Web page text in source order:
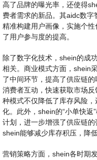
高了品牌的曝光率，还使得
费者需求的新品。其aidc数字
精准构建用户画像，实施个
了用户参与度的提高。
除了数字化技术，shein的成
相关。商业模式方面，shein
了中间环节，提高了供应链
消费者互动，快速获取市场
种模式不仅降低了库存风险
化。此外，shein的“小单快返
计划，进一步增强了供应链
shein能够减少库存积压，降
营销策略方面，shein各时期